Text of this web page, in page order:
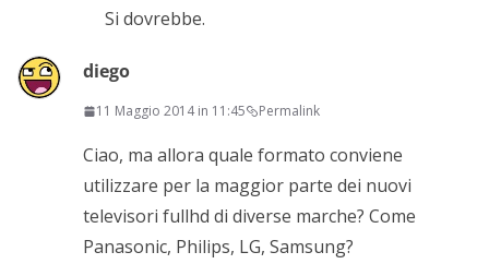
Si dovrebbe.
diego
11 Maggio 2014 in 11:45 Permalink
Ciao, ma allora quale formato conviene
utilizzare per la maggior parte dei nuovi
televisori fullhd di diverse marche? Come
Panasonic, Philips, LG, Samsung?